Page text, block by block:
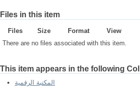
Files in this item
Files Size Format
View
There are no files associated with this item.
This item appears in the following
المكتبة الرقمية